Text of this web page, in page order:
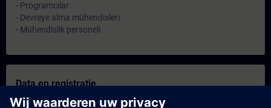
- Programcılar
- Devreye alma mühendisleri
- Mühendislik personeli
Data en registratie